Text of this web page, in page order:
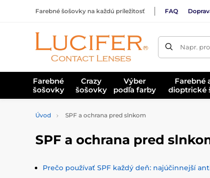
Farebné šošovky na každú príležitosť FAQ
Napr.
Farebné
šošovky
Crazy
šošovky
Výber
podľa farby
Farebné
dioptrické
Úvod SPF a ochrana pred slnkom
SPF a ochrana pred
Prečo používať SPF každý deň: najúčinnejší